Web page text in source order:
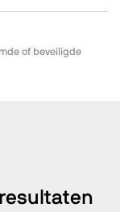
of beveiligde